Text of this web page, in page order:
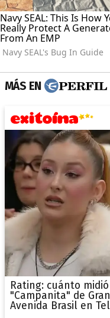
MÁS EN
Rating: cuánto
"Campanita" de
Avenida Brasil en